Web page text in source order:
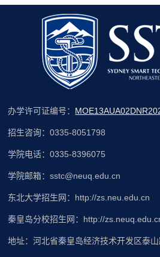
办学许可证编号：
招生咨询：0335-8051798
学院电话：0335-8396075
学院邮箱：sstc@neuq.edu.cn
东北大学招生网：http://zs.neu.edu.cn
秦皇岛分校招生网：http://
地址：河北省秦皇岛经济技术开发区泰